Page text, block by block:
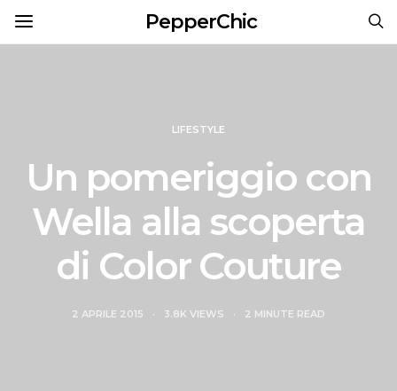
PepperChic
LIFESTYLE
Un pomeriggio con
Wella alla scoperta
di Color Couture
2 APRILE 2015 3.8K VIEWS 2 MINUTE READ